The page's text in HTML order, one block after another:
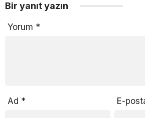
Bir yanıt yazın
Yorum *
Ad * E-